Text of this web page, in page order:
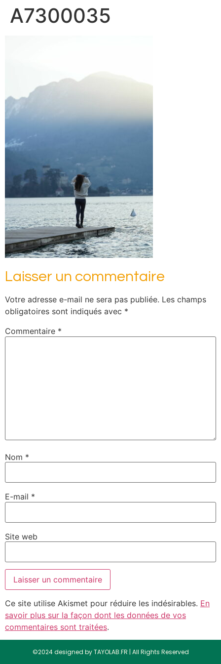
A7300035
Laisser un commentaire
Votre adresse e-mail ne sera pas publiée. Les champs
obligatoires sont indiqués avec *
Commentaire *
Nom *
E-mail *
Site web
Ce site utilise Akismet pour réduire les indésirables. En
savoir plus sur la façon dont les données de vos
commentaires sont traitées.
©2024 designed by TAYOLAB.FR | All Rights Reserved